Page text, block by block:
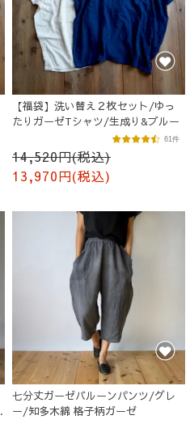
【福袋】洗い替え２枚セット/ゆっ
たりガーゼTシャツ/生成り&ブルー
14,520円(税込)
13,970円(税込)
61件
七分丈ガーゼバルーンパンツ/グレ
ー/知多木綿 格子柄ガーゼ